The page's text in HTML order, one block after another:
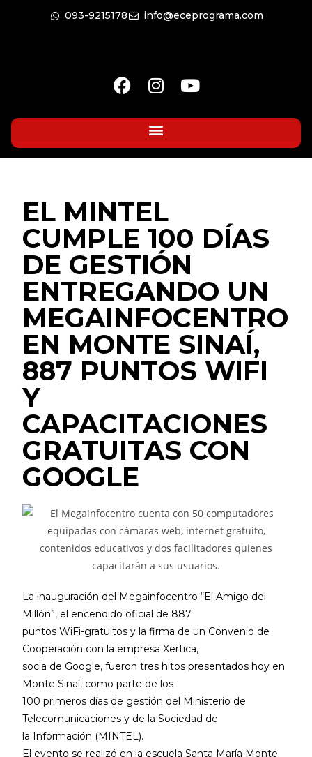
093-9215178 info@eceprograma.com
EL MINTEL
CUMPLE 100 DÍAS
DE GESTIÓN
ENTREGANDO UN
MEGAINFOCENTRO
EN MONTE SINAÍ,
887 PUNTOS WIFI
Y
CAPACITACIONES
GRATUITAS CON
GOOGLE
La inauguración del Megainfocentro “El Amigo del
Millón”, el encendido oficial de 887
puntos WiFi-gratuitos y la firma de un Convenio de
Cooperación con la empresa Xertica,
socia de Google, fueron tres hitos presentados hoy en
Monte Sinaí, como parte de los
100 primeros días de gestión del Ministerio de
Telecomunicaciones y de la Sociedad de
la Información (MINTEL).
El evento se realizó en la escuela Santa María Monte